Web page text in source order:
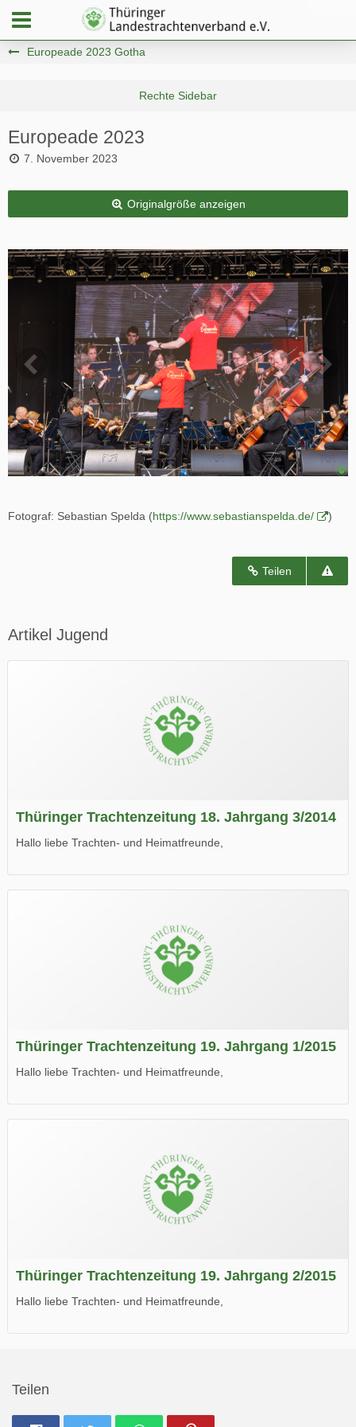
Europeade 2023 Gotha
Europeade 2023
7. November 2023
Originalgröße anzeigen
Fotograf: Sebastian Spelda (https://www.sebastianspelda.de/ )
Teilen
Artikel Jugend
Thüringer Trachtenzeitung 18. Jahrgang 3/2014
Hallo liebe Trachten- und Heimatfreunde,
Wir wünschen Euch viel Spaß beim Lesen.
Thüringer Trachtenzeitung 19. Jahrgang 1/2015
Hallo liebe Trachten- und Heimatfreunde,
Wir wünschen Euch viel Spaß beim Lesen.
Thüringer Trachtenzeitung 19. Jahrgang 2/2015
Hallo liebe Trachten- und Heimatfreunde,
Teilen